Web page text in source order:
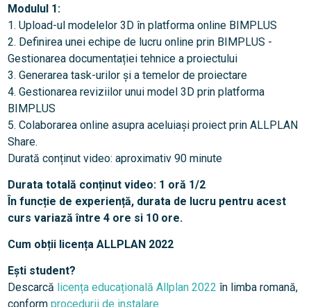
Modulul 1:
1. Upload-ul modelelor 3D în platforma online BIMPLUS
2. Definirea unei echipe de lucru online prin BIMPLUS -
Gestionarea documentației tehnice a proiectului
3. Generarea task-urilor și a temelor de proiectare
4. Gestionarea reviziilor unui model 3D prin platforma
BIMPLUS
5. Colaborarea online asupra aceluiași proiect prin ALLPLAN
Share.
Durată conținut video: aproximativ 90 minute
Durata totală conținut video:1 oră 1/2
În funcție de experiență, durata de lucru pentru acest
curs variază între 4 ore si 10 ore.
Cum obții licența ALLPLAN 2022
Ești student?
Descarcă licența educațională Allplan 2022 în limba romană,
conform procedurii de instalare.